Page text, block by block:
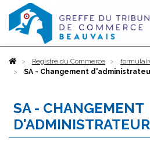
AccueilRegistre du Commerce
SA - Changement
SA - CHANGEMENT
D'ADMINISTRATEUR